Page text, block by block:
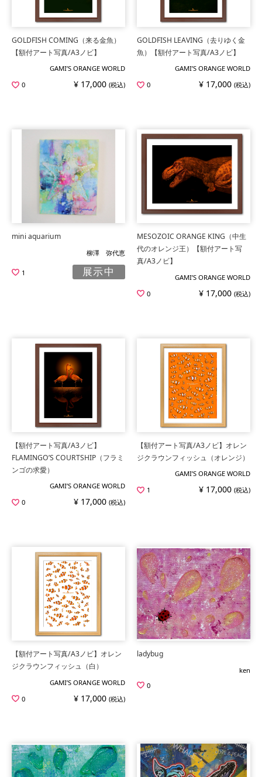
GOLDFISH COMING（来る金魚）
【額付アート写真/A3ノビ】
GAMI’S ORANGE WORLD
0
¥ 17,000 (税込)
GOLDFISH LEAVING（去りゆく金
魚）【額付アート写真/A3ノビ】
GAMI’S ORANGE WORLD
0
¥ 17,000 (税込)
mini aquarium
柳澤 弥代恵
1 展示中
MESOZOIC ORANGE KING（中生
代のオレンジ王）【額付アート写
真/A3ノビ】
GAMI’S ORANGE WORLD
0
¥ 17,000 (税込)
【額付アート写真/A3ノビ】
FLAMINGO’S COURTSHIP（フラミ
ンゴの求愛）
GAMI’S ORANGE WORLD
0
¥ 17,000 (税込)
【額付アート写真/A3ノビ】オレン
ジクラウンフィッシュ（オレンジ）
GAMI’S ORANGE WORLD
1
¥ 17,000 (税込)
【額付アート写真/A3ノビ】オレン
ジクラウンフィッシュ（白）
GAMI’S ORANGE WORLD
0
¥ 17,000 (税込)
ladybug
ken
0